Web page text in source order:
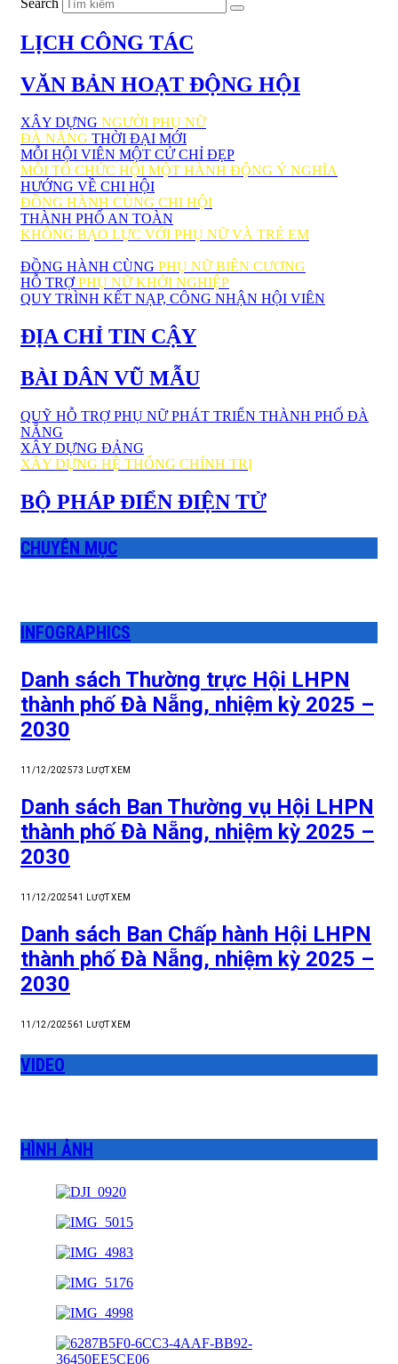
Search
LỊCH CÔNG TÁC
VĂN BẢN HOẠT ĐỘNG HỘI
XÂY DỰNG NGƯỜI PHỤ NỮ
ĐÀ NẴNG THỜI ĐẠI MỚI
MỖI HỘI VIÊN MỘT CỬ CHỈ ĐẸP
MỖI TỔ CHỨC HỘI MỘT HÀNH ĐỘNG Ý NGHĨA
HƯỚNG VỀ CHI HỘI
ĐỒNG HÀNH CÙNG CHI HỘI
THÀNH PHỐ AN TOÀN
KHÔNG BẠO LỰC VỚI PHỤ NỮ VÀ TRẺ EM
ĐỒNG HÀNH CÙNG PHỤ NỮ BIÊN CƯƠNG
HỖ TRỢ PHỤ NỮ KHỞI NGHIỆP
QUY TRÌNH KẾT NẠP, CÔNG NHẬN HỘI VIÊN
ĐỊA CHỈ TIN CẬY
BÀI DÂN VŨ MẪU
QUỸ HỖ TRỢ PHỤ NỮ PHÁT TRIỂN THÀNH PHỐ ĐÀ
NẴNG
XÂY DỰNG ĐẢNG
XÂY DỰNG HỆ THỐNG CHÍNH TRỊ
BỘ PHÁP ĐIỂN ĐIỆN TỬ
CHUYÊN MỤC
INFOGRAPHICS
Danh sách Thường trực Hội LHPN
thành phố Đà Nẵng, nhiệm kỳ 2025 –
2030
11/12/202573 LƯỢT XEM
Danh sách Ban Thường vụ Hội LHPN
thành phố Đà Nẵng, nhiệm kỳ 2025 –
2030
11/12/202541 LƯỢT XEM
Danh sách Ban Chấp hành Hội LHPN
thành phố Đà Nẵng, nhiệm kỳ 2025 –
2030
11/12/202561 LƯỢT XEM
VIDEO
HÌNH ẢNH